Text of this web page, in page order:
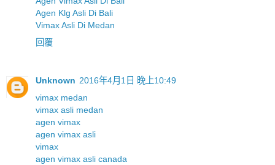
Agen Klg Asli Di Bali
Vimax Asli Di Medan
回覆
Unknown 2016年4月1日 晚上10:49
vimax medan
vimax asli medan
agen vimax
agen vimax asli
vimax
agen vimax asli canada